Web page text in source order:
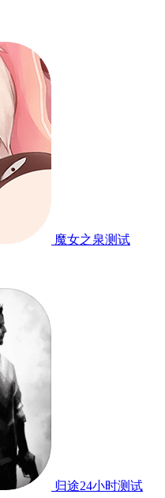
魔女之泉测试
归途24小时测试